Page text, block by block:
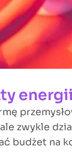
zwykle
budżet na